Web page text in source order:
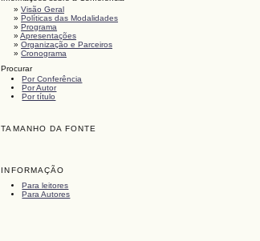
»Visão Geral
»Políticas das Modalidades
»Programa
»Apresentações
»Organização e Parceiros
»Cronograma
Procurar
Por Conferência
Por Autor
Por título
TAMANHO DA FONTE
INFORMAÇÃO
Para leitores
Para Autores